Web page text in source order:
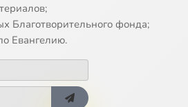
и воспитании
1
Благотворительного фонда;
Евангелию.